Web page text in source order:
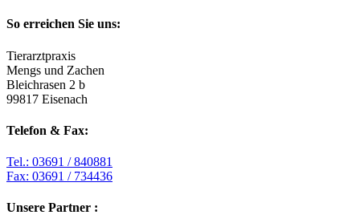
So erreichen Sie uns:
Tierarztpraxis
Mengs und Zachen
Bleichrasen 2 b
99817 Eisenach
Telefon & Fax:
Tel.: 03691 / 840881
Fax: 03691 / 734436
Unsere Partner :